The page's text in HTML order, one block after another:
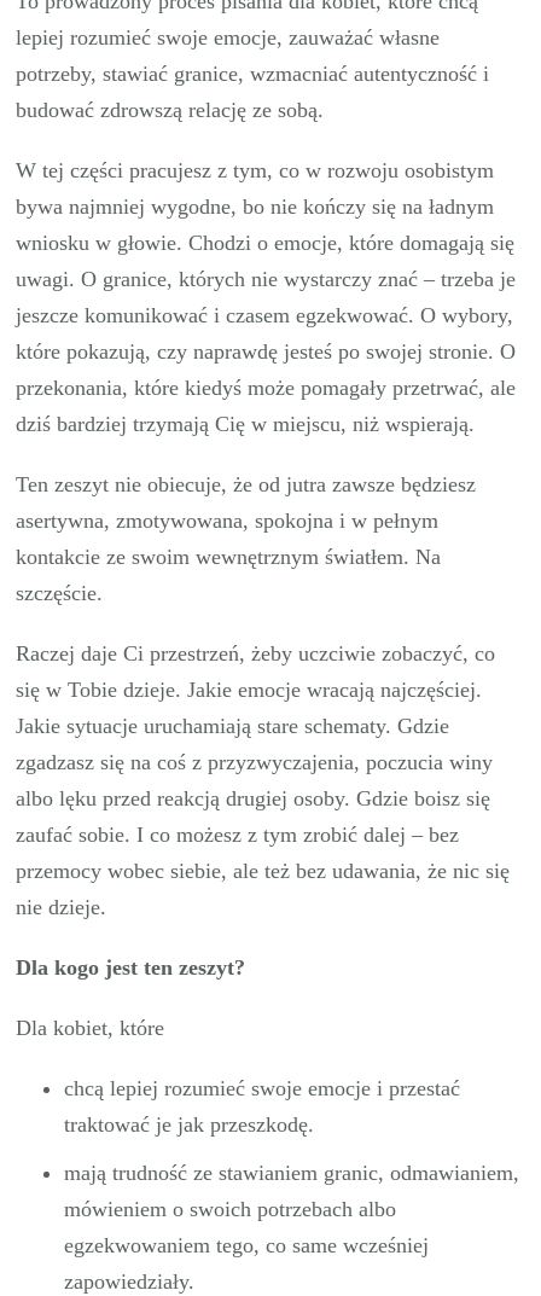
lepiej rozumieć swoje emocje, zauważać własne
potrzeby, stawiać granice, wzmacniać autentyczność i
budować zdrowszą relację ze sobą.
W tej części pracujesz z tym, co w rozwoju osobistym
bywa najmniej wygodne, bo nie kończy się na ładnym
wniosku w głowie. Chodzi o emocje, które domagają się
uwagi. O granice, których nie wystarczy znać – trzeba je
jeszcze komunikować i czasem egzekwować. O wybory,
które pokazują, czy naprawdę jesteś po swojej stronie. O
przekonania, które kiedyś może pomagały przetrwać, ale
dziś bardziej trzymają Cię w miejscu, niż wspierają.
Ten zeszyt nie obiecuje, że od jutra zawsze będziesz
asertywna, zmotywowana, spokojna i w pełnym
kontakcie ze swoim wewnętrznym światłem. Na
szczęście.
Raczej daje Ci przestrzeń, żeby uczciwie zobaczyć, co
się w Tobie dzieje. Jakie emocje wracają najczęściej.
Jakie sytuacje uruchamiają stare schematy. Gdzie
zgadzasz się na coś z przyzwyczajenia, poczucia winy
albo lęku przed reakcją drugiej osoby. Gdzie boisz się
zaufać sobie. I co możesz z tym zrobić dalej – bez
przemocy wobec siebie, ale też bez udawania, że nic się
nie dzieje.
Dla kogo jest ten zeszyt?
Dla kobiet, które
chcą lepiej rozumieć swoje emocje i przestać
traktować je jak przeszkodę.
mają trudność ze stawianiem granic, odmawianiem,
mówieniem o swoich potrzebach albo
egzekwowaniem tego, co same wcześniej
zapowiedziały.